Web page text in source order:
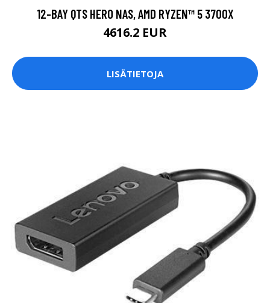
12-BAY QTS HERO NAS, AMD RYZEN™ 5 3700X
4616.2 EUR
LISÄTIETOJA